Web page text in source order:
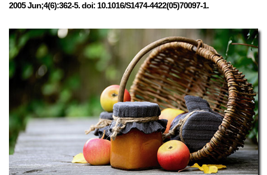
2005 Jun;4(6):362-5. doi: 10.1016/S1474-4422(05)70097-1.